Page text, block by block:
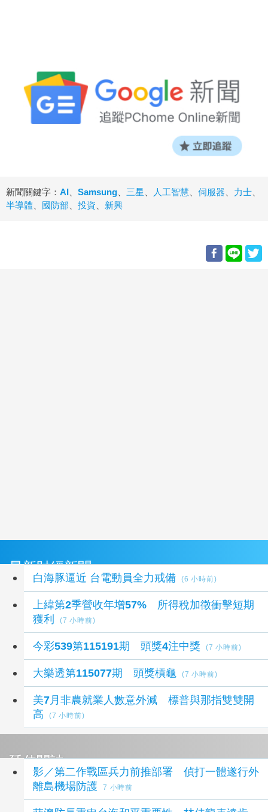
新聞關鍵字： AI Samsung 三星 人工智慧 伺服器 力士
半導體
國防部 投資 新興
最新財經新聞
白海豚逼近 台電動員全力戒備 (6 小時前)
上緯第2季營收年增57% 所得稅加徵衝擊短期
獲利
(7 小時前)
今彩539第115191期 頭獎4注中獎 (7 小時前)
大樂透第115077期 頭獎槓龜 (7 小時前)
美7月非農就業人數意外減 標普與那指雙雙開
高
(7 小時前)
延伸閱讀
影／第二作戰區兵力前推部署 偵打一體遂行外
離島機場防護
7 小時前